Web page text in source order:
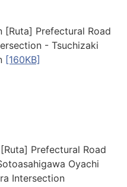
Prefectural Road
- Tsuchizaki
[160KB]
Prefectural Road
Oyachi
Intersection